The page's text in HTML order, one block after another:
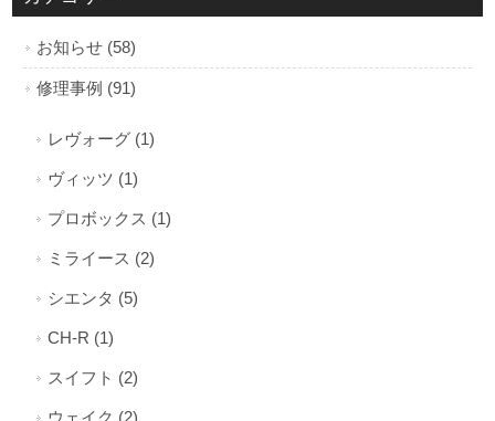
お知らせ (58)
修理事例 (91)
レヴォーグ (1)
ヴィッツ (1)
プロボックス (1)
ミライース (2)
シエンタ (5)
CH-R (1)
スイフト (2)
ウェイク (2)